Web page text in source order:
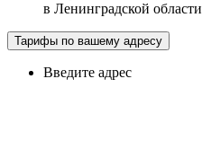
в Ленинградской области
Тарифы по вашему адресу
Введите адрес